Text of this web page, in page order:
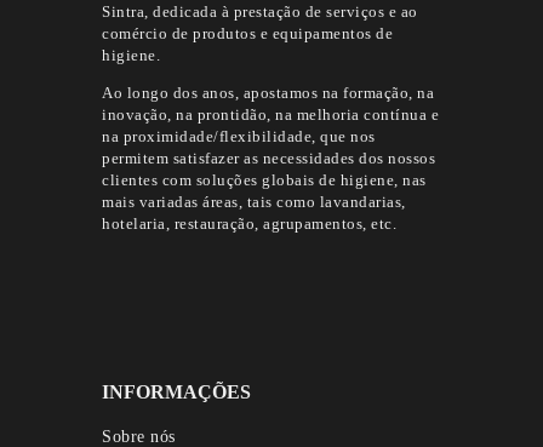
Sintra, dedicada à prestação de serviços e ao
comércio de produtos e equipamentos de
higiene.
Ao longo dos anos, apostamos na formação, na
inovação, na prontidão, na melhoria contínua e
na proximidade/flexibilidade, que nos
permitem satisfazer as necessidades dos nossos
clientes com soluções globais de higiene, nas
mais variadas áreas, tais como lavandarias,
hotelaria, restauração, agrupamentos, etc.
INFORMAÇÕES
Sobre nós